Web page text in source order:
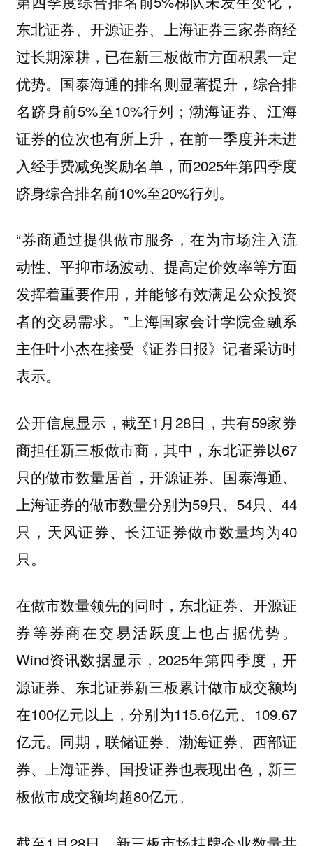
东北证券、开源证券、上海证券三家券商经
过长期深耕，已在新三板做市方面积累一定
优势。国泰海通的排名则显著提升，综合排
名跻身前5%至10%行列；渤海证券、江海
证券的位次也有所上升，在前一季度并未进
入经手费减免奖励名单，而2025年第四季度
跻身综合排名前10%至20%行列。
“券商通过提供做市服务，在为市场注入流
动性、平抑市场波动、提高定价效率等方面
发挥着重要作用，并能够有效满足公众投资
者的交易需求。”上海国家会计学院金融系
主任叶小杰在接受《证券日报》记者采访时
表示。
公开信息显示，截至1月28日，共有59家券
商担任新三板做市商，其中，东北证券以67
只的做市数量居首，开源证券、国泰海通、
上海证券的做市数量分别为59只、54只、44
只，天风证券、长江证券做市数量均为40
只。
在做市数量领先的同时，东北证券、开源证
券等券商在交易活跃度上也占据优势。
Wind资讯数据显示，2025年第四季度，开
源证券、东北证券新三板累计做市成交额均
在100亿元以上，分别为115.6亿元、109.67
亿元。同期，联储证券、渤海证券、西部证
券、上海证券、国投证券也表现出色，新三
板做市成交额均超80亿元。